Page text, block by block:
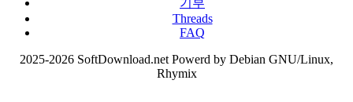
Threads
FAQ
2025-2026 SoftDownload.net Powerd by Debian GNU/Linux,
Rhymix